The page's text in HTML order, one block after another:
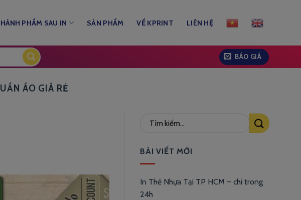
PHẨM SAU IN SẢN PHẨM VỀ KPRINT LIÊN HỆ
BÁO GIÁ
ÁO GIÁ RẺ
BÀI VIẾT MỚI
In Thẻ Nhựa Tại TP HCM – chỉ trong
24h